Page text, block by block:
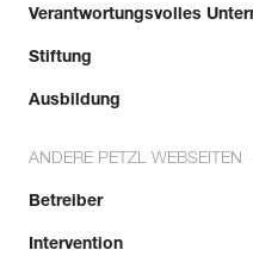
Verantwortungsvolles
Stiftung
Ausbildung
ANDERE PETZL WEBSEITEN
Betreiber
Intervention